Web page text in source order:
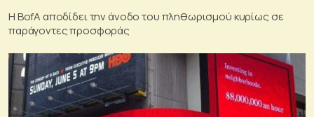
Η BofA αποδίδει την άνοδο του πληθωρισμού κυρίως σε
παράγοντες προσφοράς